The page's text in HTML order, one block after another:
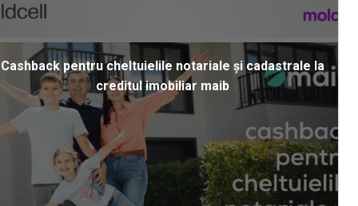
Cashback pentru cheltuielile notariale și cadastrale la
creditul imobiliar maib